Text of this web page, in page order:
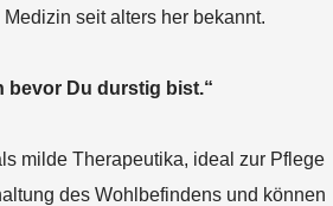
seit alters her bekannt.
bevor Du durstig bist.“
milde Therapeutika, ideal zur Pflege
des Wohlbefindens und können